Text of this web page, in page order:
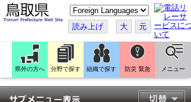
こ
の
ペ
ー
ジ
翻
訳
す
る
読み上げ 大 元
県外の方へ 分野で探す 組織で探す 防災 緊急 メニュー